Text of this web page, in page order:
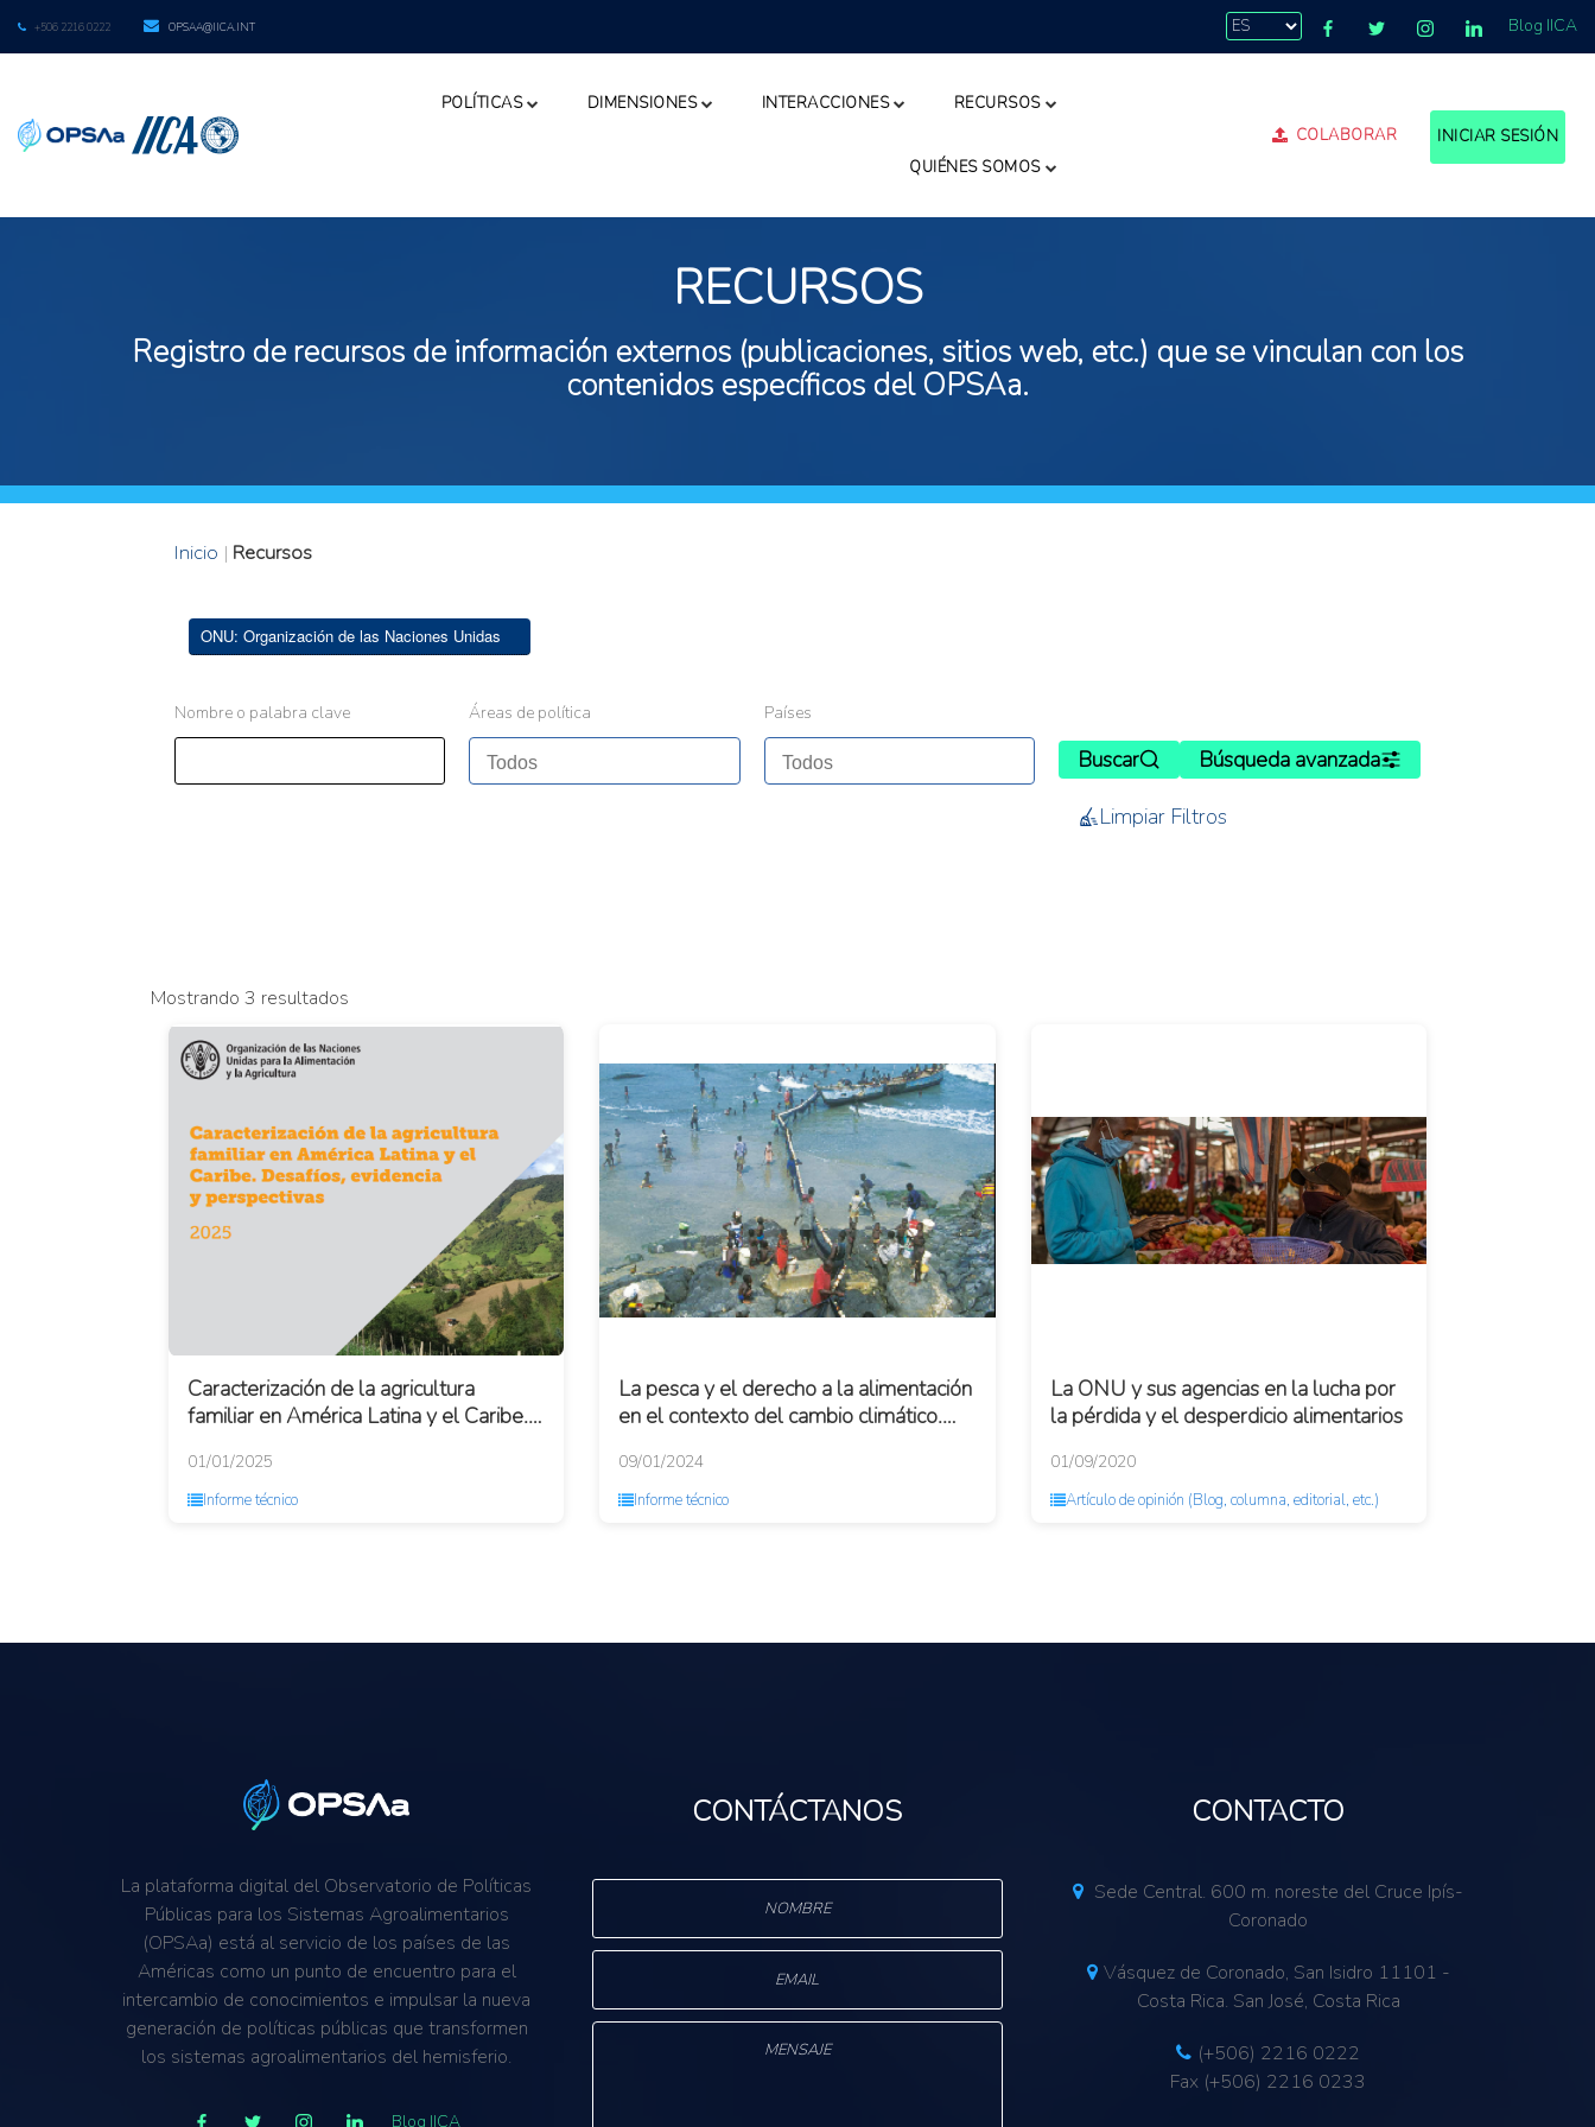
+506 2216 0222 OPSAA@IICA.INT Blog IICA
POLÍTICAS DIMENSIONES INTERACCIONES RECURSOS
QUIÉNES SOMOS
COLABORAR INICIAR SESIÓN
RECURSOS
Registro de recursos de información externos (publicaciones, sitios web, etc.) que se vinculan con los
contenidos específicos del OPSAa.
Inicio | Recursos
ONU: Organización de las Naciones Unidas
Nombre o palabra clave Áreas de política Países
Buscar
Búsqueda avanzada
Limpiar Filtros
Mostrando 3 resultados
Caracterización de la agricultura
familiar en América Latina y el Caribe.
01/01/2025
Informe técnico
La pesca y el derecho a la alimentación
en el contexto del cambio climático.
der...
09/01/2024
Informe técnico
La ONU y sus agencias en la lucha por
la pérdida y el desperdicio alimentarios
01/09/2020
Artículo de opinión (Blog, columna, editorial, etc.)
La plataforma digital del Observatorio de Políticas
Públicas para los Sistemas Agroalimentarios
(OPSAa) está al servicio de los países de las
Américas como un punto de encuentro para el
intercambio de conocimientos e impulsar la nueva
generación de políticas públicas que transformen
los sistemas agroalimentarios del hemisferio.
Blog IICA
CONTÁCTANOS CONTACTO
Sede Central. 600 m. noreste del Cruce Ipís-
Coronado
Vásquez de Coronado, San Isidro 11101 -
Costa Rica. San José, Costa Rica
(+506) 2216 0222
Fax (+506) 2216 0233